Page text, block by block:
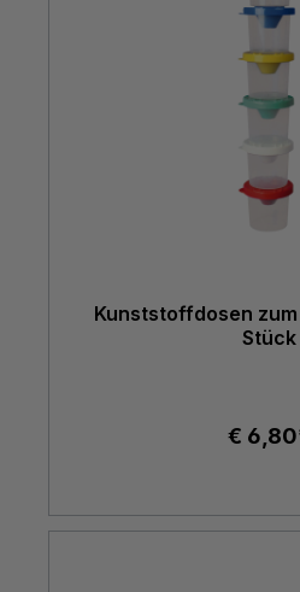
Kunststoffdosen
Stück
€